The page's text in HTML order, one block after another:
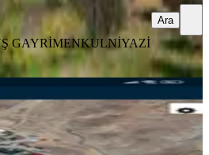
GAYRİMENKULNİYAZİ
Ara
Satılık Parseller
Göksun